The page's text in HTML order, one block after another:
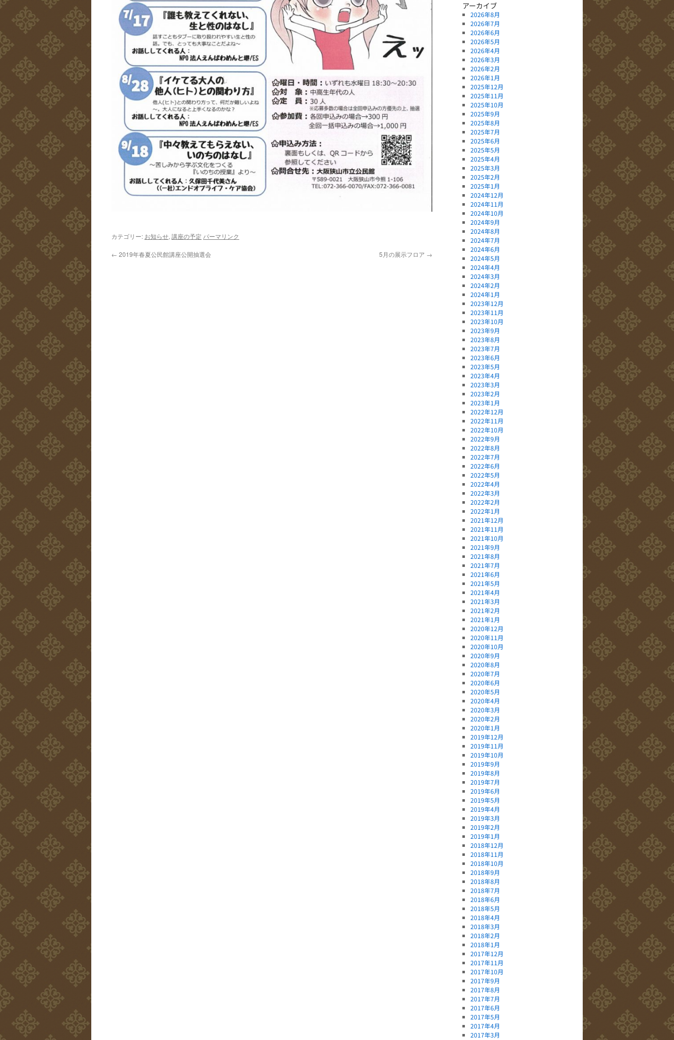
カテゴリー: お知らせ, 講座の予定 パーマリンク
← 2019年春夏公民館講座公開抽選会 5月の展示フロア →
アーカイブ
2026年8月
2026年7月
2026年6月
2026年5月
2026年4月
2026年3月
2026年2月
2026年1月
2025年12月
2025年11月
2025年10月
2025年9月
2025年8月
2025年7月
2025年6月
2025年5月
2025年4月
2025年3月
2025年2月
2025年1月
2024年12月
2024年11月
2024年10月
2024年9月
2024年8月
2024年7月
2024年6月
2024年5月
2024年4月
2024年3月
2024年2月
2024年1月
2023年12月
2023年11月
2023年10月
2023年9月
2023年8月
2023年7月
2023年6月
2023年5月
2023年4月
2023年3月
2023年2月
2023年1月
2022年12月
2022年11月
2022年10月
2022年9月
2022年8月
2022年7月
2022年6月
2022年5月
2022年4月
2022年3月
2022年2月
2022年1月
2021年12月
2021年11月
2021年10月
2021年9月
2021年8月
2021年7月
2021年6月
2021年5月
2021年4月
2021年3月
2021年2月
2021年1月
2020年12月
2020年11月
2020年10月
2020年9月
2020年8月
2020年7月
2020年6月
2020年5月
2020年4月
2020年3月
2020年2月
2020年1月
2019年12月
2019年11月
2019年10月
2019年9月
2019年8月
2019年7月
2019年6月
2019年5月
2019年4月
2019年3月
2019年2月
2019年1月
2018年12月
2018年11月
2018年10月
2018年9月
2018年8月
2018年7月
2018年6月
2018年5月
2018年4月
2018年3月
2018年2月
2018年1月
2017年12月
2017年11月
2017年10月
2017年9月
2017年8月
2017年7月
2017年6月
2017年5月
2017年4月
2017年3月